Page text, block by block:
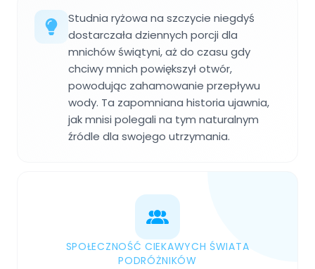
Studnia ryżowa na szczycie niegdyś
dostarczała dziennych porcji dla
mnichów świątyni, aż do czasu gdy
chciwy mnich powiększył otwór,
powodując zahamowanie przepływu
wody. Ta zapomniana historia ujawnia,
jak mnisi polegali na tym naturalnym
źródle dla swojego utrzymania.
SPOŁECZNOŚĆ CIEKAWYCH ŚWIATA
PODRÓŻNIKÓW